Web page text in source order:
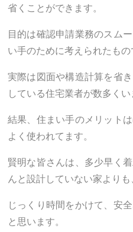
省くことができます。
目的は確認申請業務のスム
い手のために考えられたもの
実際は図面や構造計算を省
している住宅業者が数多くい
結果、住まい手のメリット
よく使われてます。
賢明な皆さんは、多少早く
んと設計していない家よりも、
じっくり時間をかけて、安
と思います。